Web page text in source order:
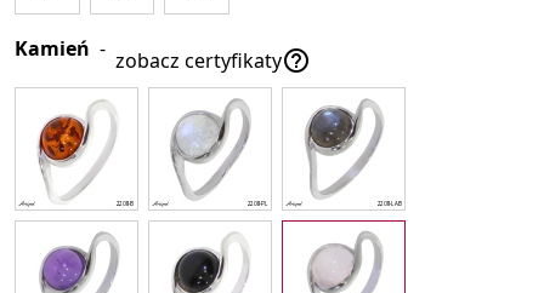
Kamień - zobacz certyfikaty